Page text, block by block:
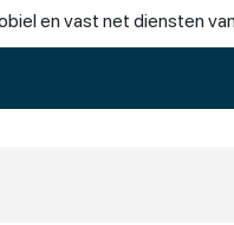
en vast net diensten
dienst zijn.